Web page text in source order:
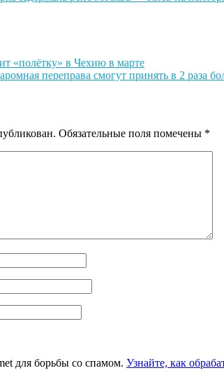
«полётку» в Чехию в марте
переправа смогут принять в 2 раза
Обязательные поля помечены *
для борьбы со спамом. Узнайте, как